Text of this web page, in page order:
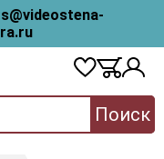
Поиск